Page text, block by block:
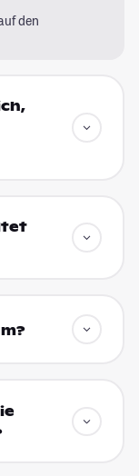
den